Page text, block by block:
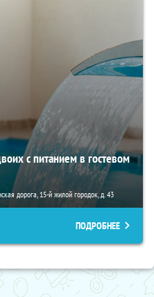
с питанием в гостевом
дорога, 15-й жилой городок, д. 43
ПОДРОБНЕЕ